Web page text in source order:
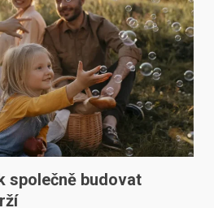
společně budovat